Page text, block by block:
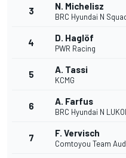
3 N. Michelisz
BRC Hyundai N
4 D. Haglöf
PWR Racing
5 A. Tassi
KCMG
6 A. Farfus
BRC Hyundai N
7 F. Vervisch
Comtoyou Team